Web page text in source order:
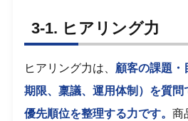
3-1. ヒアリング力
ヒアリング力は、 顧客の課題・
期限、稟議、運用体制）を質問
優先順位を整理する力です。商